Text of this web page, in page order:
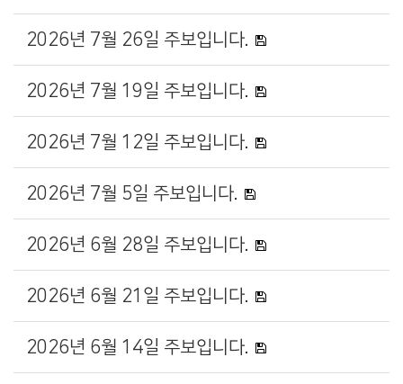
2026년 7월 26일 주보입니다.
2026년 7월 19일 주보입니다.
2026년 7월 12일 주보입니다.
2026년 7월 5일 주보입니다.
2026년 6월 28일 주보입니다.
2026년 6월 21일 주보입니다.
2026년 6월 14일 주보입니다.